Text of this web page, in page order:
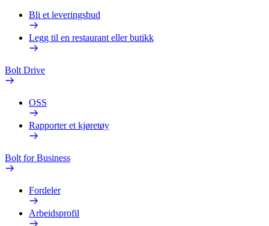
Bli et leveringsbud
Legg til en restaurant eller butikk
Bolt Drive
OSS
Rapporter et kjøretøy
Bolt for Business
Fordeler
Arbeidsprofil